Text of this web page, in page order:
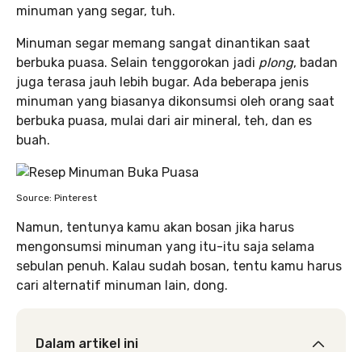
minuman yang segar, tuh.
Minuman segar memang sangat dinantikan saat
berbuka puasa. Selain tenggorokan jadi plong, badan
juga terasa jauh lebih bugar. Ada beberapa jenis
minuman yang biasanya dikonsumsi oleh orang saat
berbuka puasa, mulai dari air mineral, teh, dan es
buah.
Source: Pinterest
Namun, tentunya kamu akan bosan jika harus
mengonsumsi minuman yang itu-itu saja selama
sebulan penuh. Kalau sudah bosan, tentu kamu harus
cari alternatif minuman lain, dong.
Dalam artikel ini